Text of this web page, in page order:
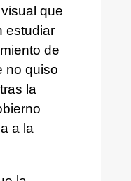
que
estudiar
de
no quiso
la
a la